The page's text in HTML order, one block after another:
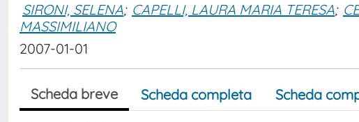
SIRONI, SELENA; CAPELLI, LAURA MARIA TERESA;
MASSIMILIANO
2007-01-01
Scheda breve Scheda completa Scheda